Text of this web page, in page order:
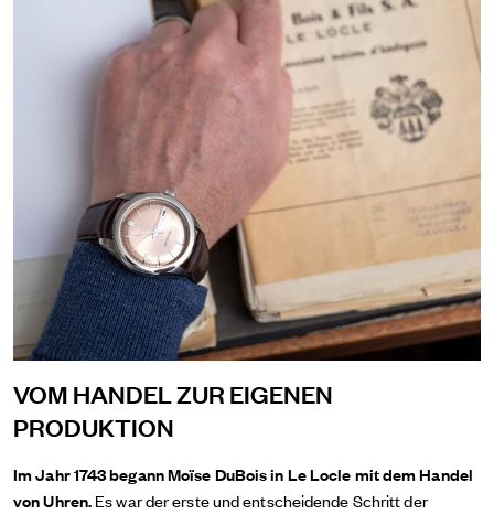
VOM HANDEL ZUR EIGENEN
PRODUKTION
Im Jahr 1743 begann Moïse DuBois in Le Locle mit dem Handel
von Uhren.Es war der erste und entscheidende Schritt der